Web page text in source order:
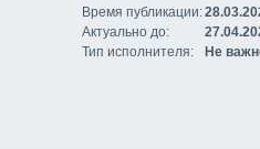
Время публикации:
Актуально до:
Тип исполнителя:
Не